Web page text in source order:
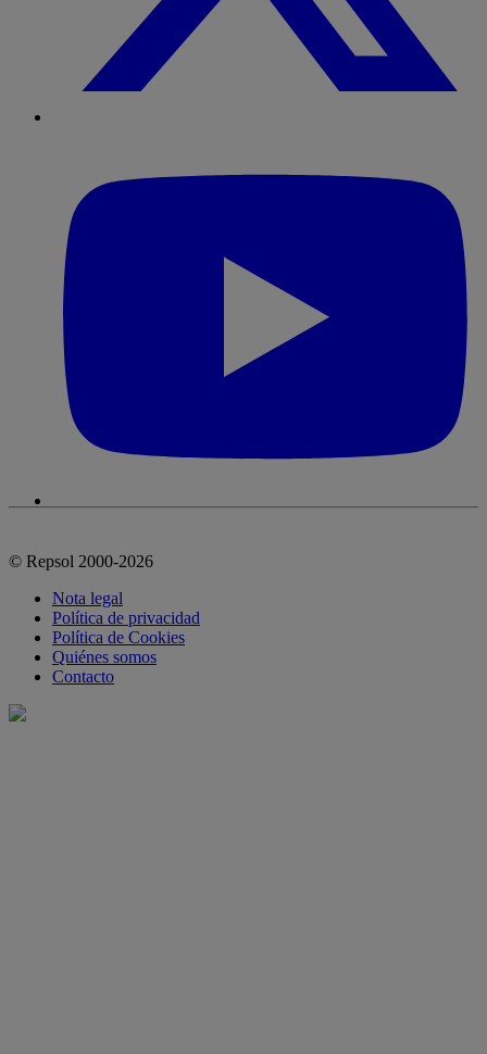
© Repsol 2000-2026
Nota legal
Política de privacidad
Política de Cookies
Quiénes somos
Contacto